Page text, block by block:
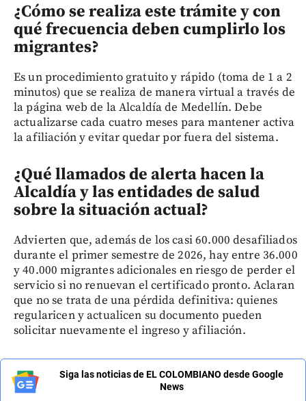
¿Cómo se realiza este trámite y con
qué frecuencia deben cumplirlo los
migrantes?
Es un procedimiento gratuito y rápido (toma de 1 a 2
minutos) que se realiza de manera virtual a través de
la página web de la Alcaldía de Medellín. Debe
actualizarse cada cuatro meses para mantener activa
la afiliación y evitar quedar por fuera del sistema.
¿Qué llamados de alerta hacen la
Alcaldía y las entidades de salud
sobre la situación actual?
Advierten que, además de los casi 60.000 desafiliados
durante el primer semestre de 2026, hay entre 36.000
y 40.000 migrantes adicionales en riesgo de perder el
servicio si no renuevan el certificado pronto. Aclaran
que no se trata de una pérdida definitiva: quienes
regularicen y actualicen su documento pueden
solicitar nuevamente el ingreso y afiliación.
Siga las noticias de EL COLOMBIANO desde Google
News